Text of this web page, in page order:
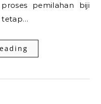
pemilahan biji
tetap…